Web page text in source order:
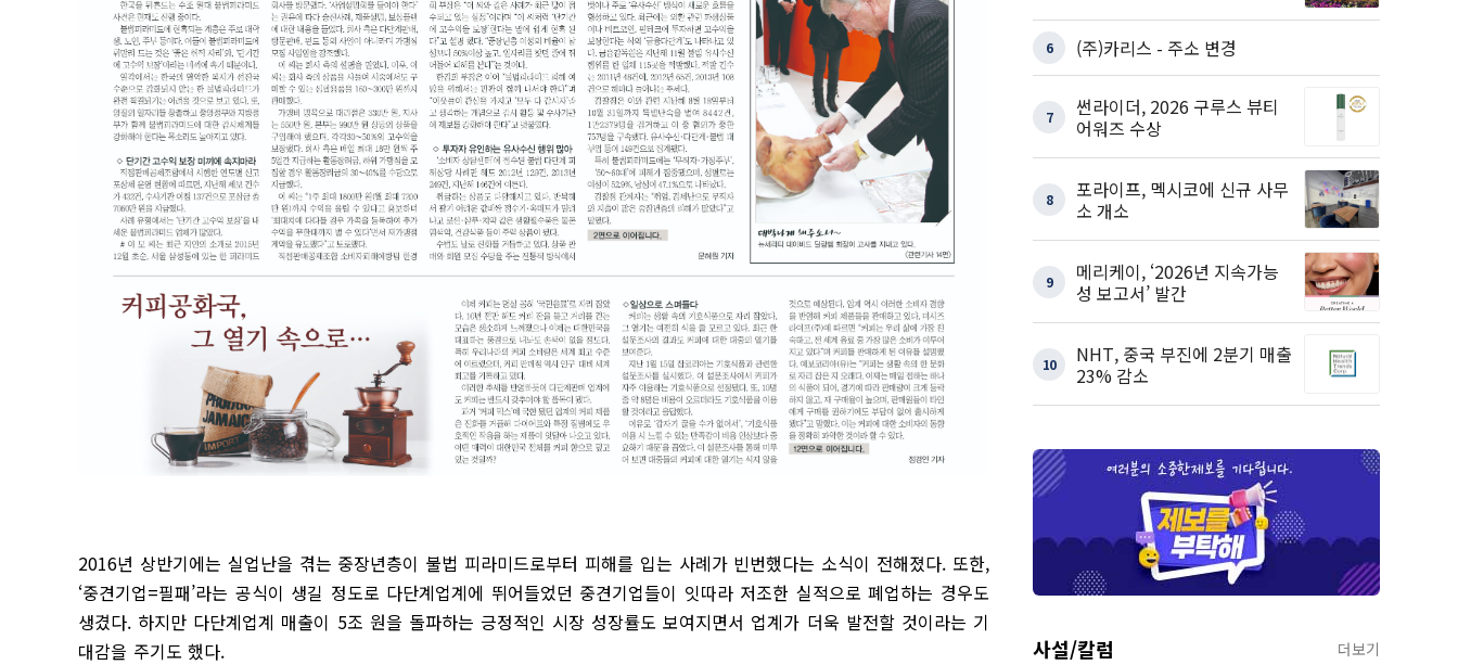
2016년 상반기에는 실업난을 겪는 중장년층이 불법 피라미드로부터 피해를 입는 사례가 빈번했다는 소식이 전해졌다. 또한,
‘중견기업=필패’라는 공식이 생길 정도로 다단계업계에 뛰어들었던 중견기업들이 잇따라 저조한 실적으로 폐업하는 경우도
생겼다. 하지만 다단계업계 매출이 5조 원을 돌파하는 긍정적인 시장 성장률도 보여지면서 업계가 더욱 발전할 것이라는 기
대감을 주기도 했다.
6 (주)카리스 - 주소 변경
7
썬라이더, 2026 구루스 뷰티
어워즈 수상
8
포라이프, 멕시코에 신규 사무
소 개소
9
메리케이, ‘2026년 지속가능
성 보고서’ 발간
10
NHT, 중국 부진에 2분기 매출
23% 감소
사설/칼럼 더보기